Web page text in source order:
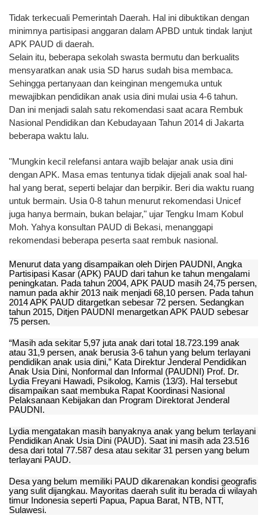
Tidak terkecuali Pemerintah Daerah. Hal ini dibuktikan dengan
minimnya partisipasi anggaran dalam APBD untuk tindak lanjut
APK PAUD di daerah.
Selain itu, beberapa sekolah swasta bermutu dan berkualits
mensyaratkan anak usia SD harus sudah bisa membaca.
Sehingga pertanyaan dan keinginan mengemuka untuk
mewajibkan pendidikan anak usia dini mulai usia 4-6 tahun.
Dan ini menjadi salah satu rekomendasi saat acara Rembuk
Nasional Pendidikan dan Kebudayaan Tahun 2014 di Jakarta
beberapa waktu lalu.
"Mungkin kecil relefansi antara wajib belajar anak usia dini
dengan APK. Masa emas tentunya tidak dijejali anak soal hal-
hal yang berat, seperti belajar dan berpikir. Beri dia waktu ruang
untuk bermain. Usia 0-8 tahun menurut rekomendasi Unicef
juga hanya bermain, bukan belajar," ujar Tengku Imam Kobul
Moh. Yahya konsultan PAUD di Bekasi, menanggapi
rekomendasi beberapa peserta saat rembuk nasional.
Menurut data yang disampaikan oleh Dirjen PAUDNI, Angka
Partisipasi Kasar (APK) PAUD dari tahun ke tahun mengalami
peningkatan. Pada tahun 2004, APK PAUD masih 24,75 persen,
namun pada akhir 2013 naik menjadi 68,10 persen. Pada tahun
2014 APK PAUD ditargetkan sebesar 72 persen. Sedangkan
tahun 2015, Ditjen PAUDNI menargetkan APK PAUD sebesar
75 persen.
“Masih ada sekitar 5,97 juta anak dari total 18.723.199 anak
atau 31,9 persen, anak berusia 3-6 tahun yang belum terlayani
pendidikan anak usia dini,” Kata Direktur Jenderal Pendidikan
Anak Usia Dini, Nonformal dan Informal (PAUDNI) Prof. Dr.
Lydia Freyani Hawadi, Psikolog, Kamis (13/3). Hal tersebut
disampaikan saat membuka Rapat Koordinasi Nasional
Pelaksanaan Kebijakan dan Program Direktorat Jenderal
PAUDNI.
Lydia mengatakan masih banyaknya anak yang belum terlayani
Pendidikan Anak Usia Dini (PAUD). Saat ini masih ada 23.516
desa dari total 77.587 desa atau sekitar 31 persen yang belum
terlayani PAUD.
Desa yang belum memiliki PAUD dikarenakan kondisi geografis
yang sulit dijangkau. Mayoritas daerah sulit itu berada di wilayah
timur Indonesia seperti Papua, Papua Barat, NTB, NTT,
Sulawesi.